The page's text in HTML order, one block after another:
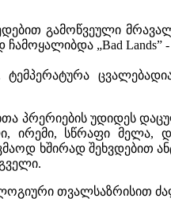
გამოწვეული
„Bad Lands” -
ტემპერატურა
პრერიების უდიდეს
სწრაფი მელა,
ხშირად შეხვდებით
თვალსაზრისით